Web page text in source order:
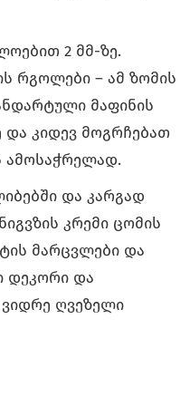
2 მმ-ზე.
რგოლები – ამ ზომის
მაფინის
და კიდევ მოგრჩებათ
ამოსაჭრელად.
და კარგად
კრემი ცომის
მარცვლები და
დეკორი და
ვიდრე ღვეზელი